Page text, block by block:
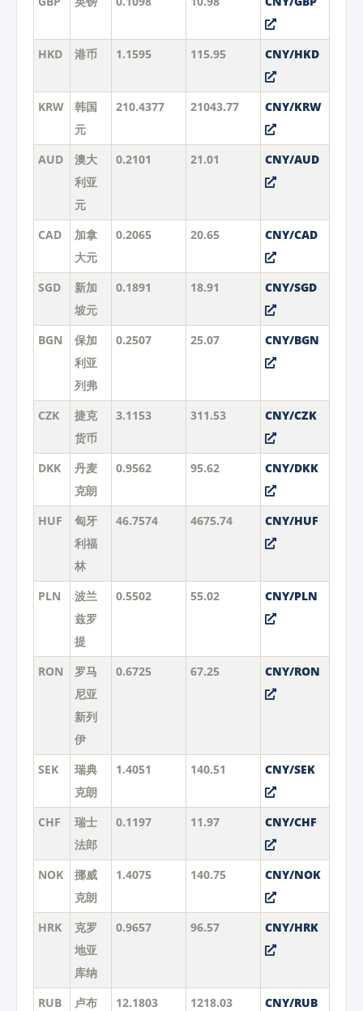
HKD 港币 1.1595 115.95 CNY/HKD
KRW
韩国
元
210.4377 21043.77 CNY/KRW
AUD
澳大
利亚
元
0.2101 21.01 CNY/AUD
CAD
加拿
大元
0.2065 20.65 CNY/CAD
SGD
新加
坡元
0.1891 18.91 CNY/SGD
BGN
保加
利亚
列弗
0.2507 25.07 CNY/BGN
CZK
捷克
货币
3.1153 311.53 CNY/CZK
DKK
丹麦
克朗
0.9562 95.62 CNY/DKK
HUF
匈牙
利福
林
46.7574 4675.74 CNY/HUF
PLN
波兰
兹罗
提
0.5502 55.02 CNY/PLN
RON
罗马
尼亚
新列
伊
0.6725 67.25 CNY/RON
SEK
瑞典
克朗
1.4051 140.51 CNY/SEK
CHF
瑞士
法郎
0.1197 11.97 CNY/CHF
NOK
挪威
克朗
1.4075 140.75 CNY/NOK
HRK
克罗
地亚
库纳
0.9657 96.57 CNY/HRK
RUB 卢布 12.1803 1218.03 CNY/RUB